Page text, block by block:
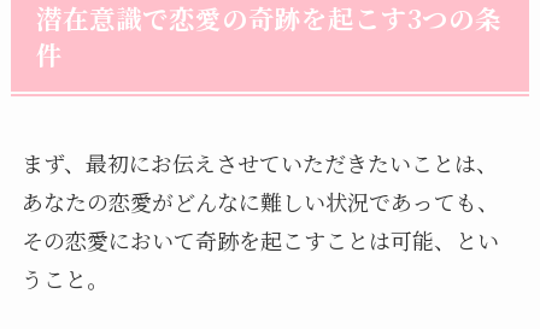
潜在意識で恋愛の奇跡を起こす3つの条
件
まず、最初にお伝えさせていただきたいことは、
あなたの恋愛がどんなに難しい状況であっても、
その恋愛において奇跡を起こすことは可能、とい
うこと。